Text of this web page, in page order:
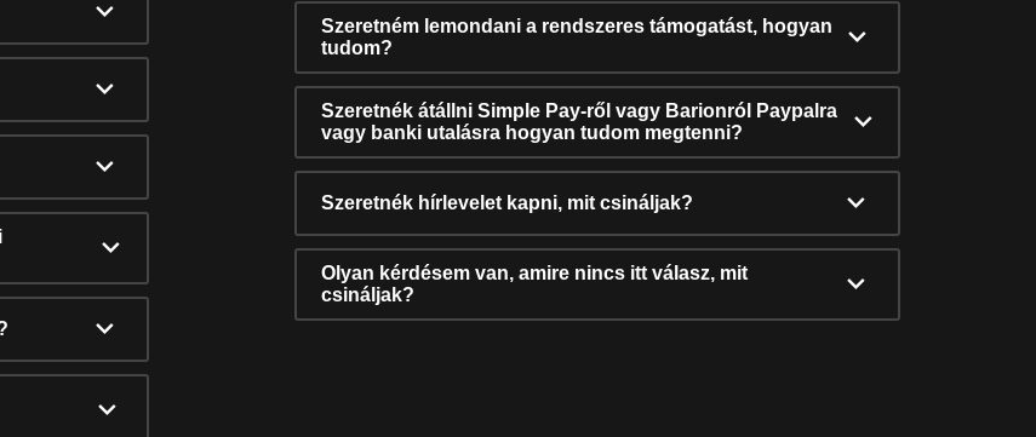
Szeretném lemondani a rendszeres támogatást, hogyan
tudom?
Szeretnék átállni Simple Pay-ről vagy Barionról Paypalra
vagy banki utalásra hogyan tudom megtenni?
Szeretnék hírlevelet kapni, mit csináljak?
Olyan kérdésem van, amire nincs itt válasz, mit
csináljak?